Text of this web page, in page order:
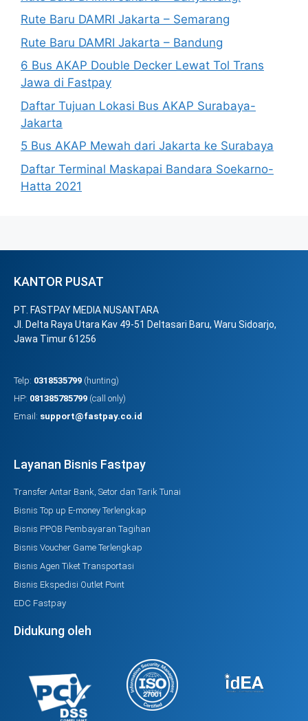
Rute Baru DAMRI Jakarta – Semarang
Rute Baru DAMRI Jakarta – Bandung
6 Bus AKAP Double Decker Lewat Tol Trans
Jawa di Fastpay
Daftar Tujuan Lokasi Bus AKAP Surabaya-
Jakarta
5 Bus AKAP Mewah dari Jakarta ke Surabaya
Daftar Terminal Maskapai Bandara Soekarno-
Hatta 2021
KANTOR PUSAT
PT. FASTPAY MEDIA NUSANTARA
Jl. Delta Raya Utara Kav 49-51 Deltasari Baru, Waru Sidoarjo,
Jawa Timur 61256
Telp: 0318535799 (hunting)
HP: 081385785799 (call only)
Email: support@fastpay.co.id
Layanan Bisnis Fastpay
Transfer Antar Bank, Setor dan Tarik Tunai
Bisnis Top up E-money Terlengkap
Bisnis PPOB Pembayaran Tagihan
Bisnis Voucher Game Terlengkap
Bisnis Agen Tiket Transportasi
Bisnis Ekspedisi Outlet Point
EDC Fastpay
Didukung oleh